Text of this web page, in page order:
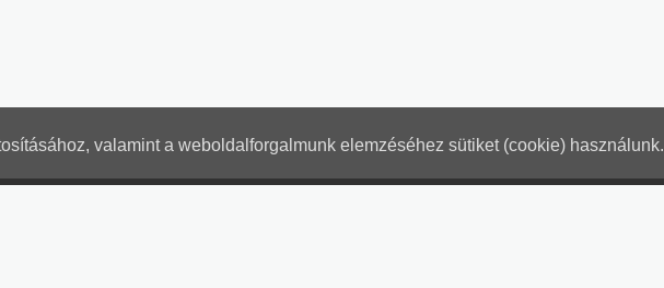
valamint a weboldalforgalmunk elemzéséhez sütiket (cookie) használunk.